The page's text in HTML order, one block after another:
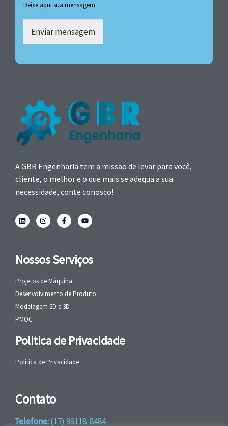
Deixe aqui sua mensagem.
Enviar mensagem
A GBR Engenharia tem a missão de levar para você,
cliente, o melhor e o que mais se adequa a sua
necessidade, conte conosco!
Nossos Serviços
Projetos de Máquina
Desenvolvimento de Produto
Modelagem 2D e 3D
PMOC
Politica de Privacidade
Politica de Privacidade
Contato
Telefone:(17) 99118-8484